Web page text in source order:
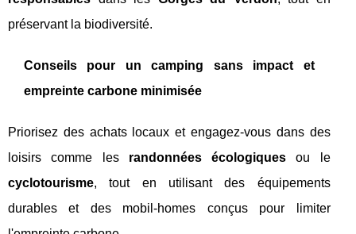
préservant la biodiversité.
Conseils pour un camping sans impact et
empreinte carbone minimisée
Priorisez des achats locaux et engagez-vous dans des
loisirs comme les randonnées écologiques ou le
cyclotourisme, tout en utilisant des équipements
durables et des mobil-homes conçus pour limiter